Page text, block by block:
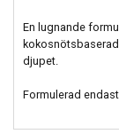
En lugnande
djupet.
Formulerad